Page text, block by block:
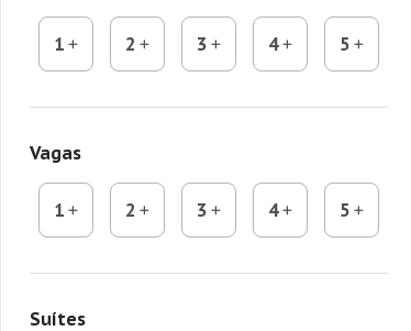
1 2 3 4 5
Vagas
1 2 3 4 5
Suítes